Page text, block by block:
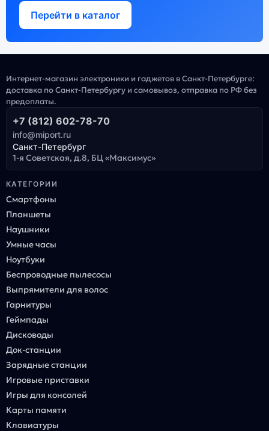
Перейти в каталог
Интернет-магазин электроники и гаджетов в Санкт-Петербурге:
доставка по Санкт-Петербургу и самовывоз, отправка по РФ без
предоплаты.
+7 (812) 602-78-70
info@miport.ru
Санкт-Петербург
1-я Советская, д.8, БЦ «Максимус»
КАТЕГОРИИ
Смартфоны
Планшеты
Наушники
Умные часы
Ноутбуки
Беспроводные пылесосы
Выпрямители для волос
Гарнитуры
Геймпады
Дисководы
Док-станции
Зарядные станции
Игровые приставки
Игры для консолей
Карты памяти
Клавиатуры